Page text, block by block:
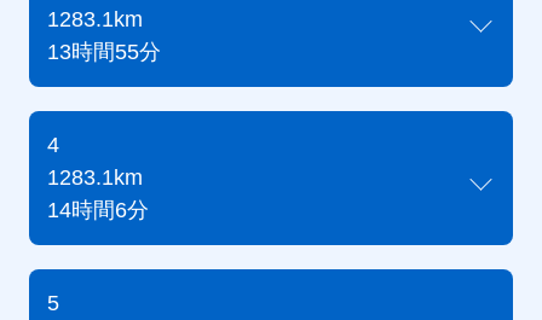
1283.1km
13時間55分
4
1283.1km
14時間6分
5